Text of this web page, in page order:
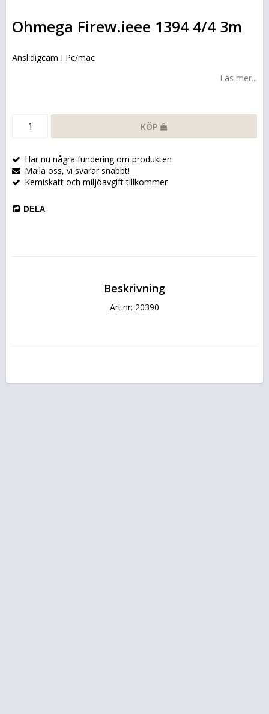
Ohmega Firew.ieee 1394 4/4 3m
Ansl.digcam I Pc/mac
Läs mer...
KÖP
Har nu några fundering om produkten
Maila oss, vi svarar snabbt!
Kemiskatt och miljöavgift tillkommer
DELA
Beskrivning
Art.nr: 20390